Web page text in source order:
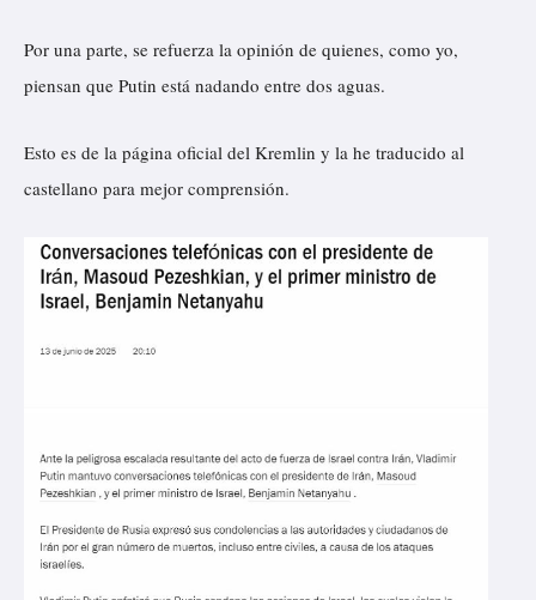
Por una parte, se refuerza la opinión de quienes, como yo,
piensan que Putin está nadando entre dos aguas.
Esto es de la página oficial del Kremlin y la he traducido al
castellano para mejor comprensión.